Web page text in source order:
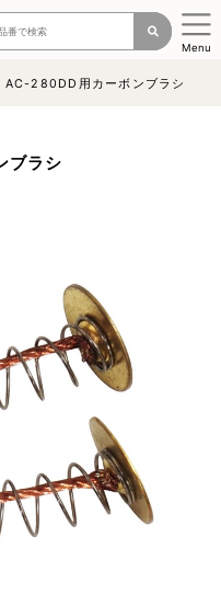
Menu
AC-280DD用カーボンブラシ
ブラシ